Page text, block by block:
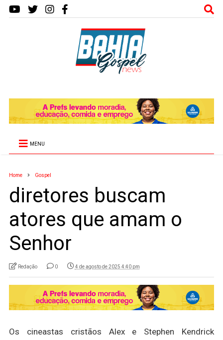
MENU
Home Gospel
diretores buscam
atores que amam o
Senhor
Redação 0 4 de agosto de 2025 4:40 pm
Os cineastas cristãos Alex e Stephen Kendrick